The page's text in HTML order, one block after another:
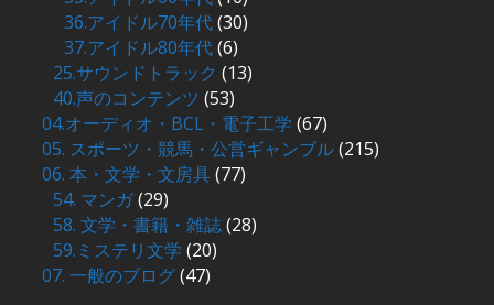
36.アイドル70年代(30)
37.アイドル80年代(6)
25.サウンドトラック (13)
40.声のコンテンツ (53)
04.オーディオ・BCL・電子工学 (67)
05. スポーツ・競馬・公営ギャンブル(215)
06. 本・文学・文房具(77)
54. マンガ(29)
58. 文学・書籍・雑誌(28)
59.ミステリ文学 (20)
07. 一般のブログ(47)